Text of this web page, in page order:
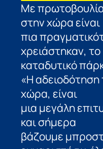
Με
στην χώρα είναι
πια
χρειάστηκαν, το
καταδυτικό
«Η
χώρα, είναι
μια μεγάλη
και σήμερα
βάζουμε